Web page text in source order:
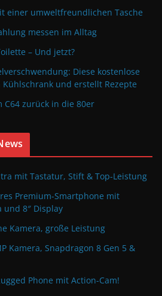
einer umweltfreundlichen Tasche
messen im Alltag
– Und jetzt?
Diese kostenlose
und erstellt Rezepte
C64 zurück in die 80er
mit Tastatur, Stift & Top-Leistung
Premium-Smartphone mit
und 8″ Display
Kamera, große Leistung
Kamera, Snapdragon 8 Gen 5 &
Phone mit Action-Cam!